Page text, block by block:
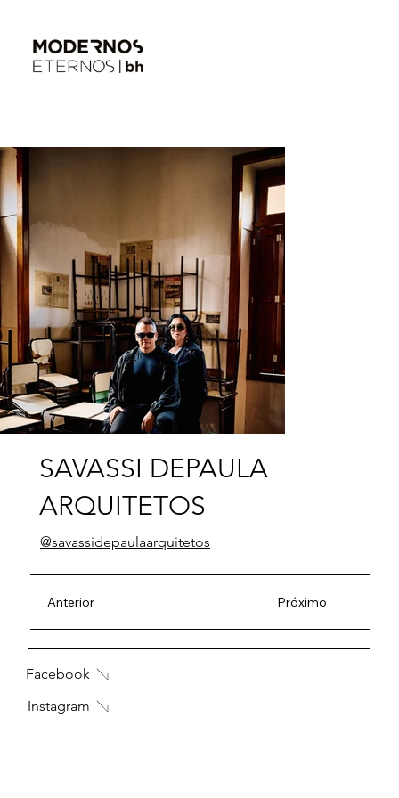
SAVASSI DEPAULA
ARQUITETOS
@savassidepaulaarquitetos
Anterior Próximo
Facebook
Instagram